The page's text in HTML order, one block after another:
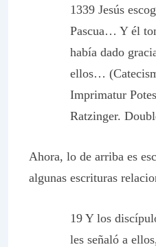
1339 Jesús
Pascua… Y él
había dado
ellos…
Imprimatur
Ratzinger.
Ahora, lo de arriba es
algunas escrituras
19 Y los
les señaló a